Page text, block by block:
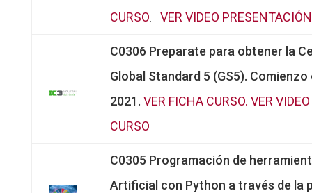
CURSO
VER VIDEO
C0306 Preparate para obtener la
Global Standard 5 (GS5). Comienzo
2021. VER FICHA CURSO. VER
CURSO
C0305 Programación de
Artificial con Python a través de la